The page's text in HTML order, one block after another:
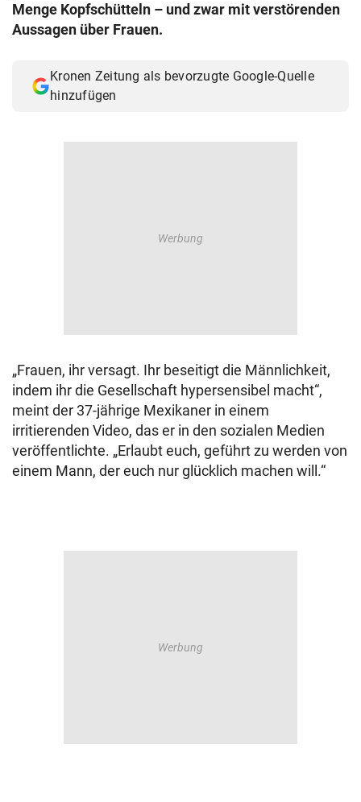
Menge Kopfschütteln – und zwar mit verstörenden
Aussagen über Frauen.
Kronen Zeitung als bevorzugte Google-Quelle
hinzufügen
„Frauen, ihr versagt. Ihr beseitigt die Männlichkeit,
indem ihr die Gesellschaft hypersensibel macht“,
meint der 37-jährige Mexikaner in einem
irritierenden Video, das er in den sozialen Medien
veröffentlichte. „Erlaubt euch, geführt zu werden von
einem Mann, der euch nur glücklich machen will.“